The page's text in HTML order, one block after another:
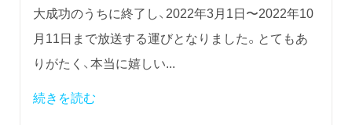
大成功のうちに終了し、2022年3月1日〜2022年10
月11日まで放送する運びとなりました。とてもあ
りがたく、本当に嬉しい...
続きを読む